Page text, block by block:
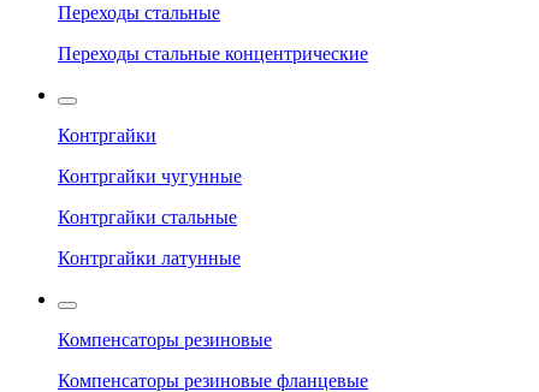
Переходы стальные
Переходы стальные концентрические
Контргайки
Контргайки чугунные
Контргайки стальные
Контргайки латунные
Компенсаторы резиновые
Компенсаторы резиновые фланцевые